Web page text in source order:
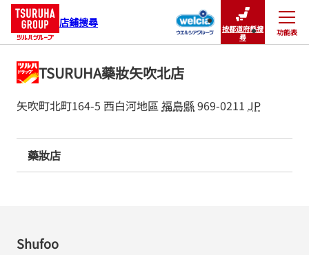
店鋪搜尋
按都道府縣搜
尋
功能表
關閉
TSURUHA藥妝矢吹北店
矢吹町北町164-5 西白河地區福島縣969-0211 JP
藥妝店
Shufoo